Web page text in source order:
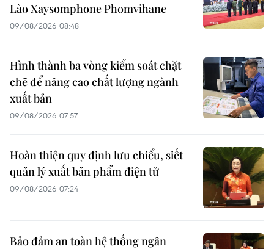
Lào Xaysomphone Phomvihane
09/08/2026 08:48
Hình thành ba vòng kiểm soát chặt
chẽ để nâng cao chất lượng ngành
xuất bản
09/08/2026 07:57
Hoàn thiện quy định lưu chiểu, siết
quản lý xuất bản phẩm điện tử
09/08/2026 07:24
Bảo đảm an toàn hệ thống ngân